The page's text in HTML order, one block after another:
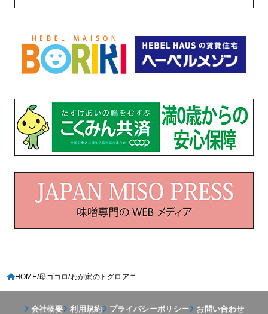
HOME 母ゴコロ わが家のトグロアニ
会社概要 利用規約 プライバシーポリシー お問い合わせ